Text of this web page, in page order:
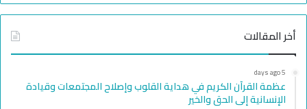
أخر المقالات
5 days ago
عظمة القرآن الكريم في هداية القلوب وإصلاح المجتمعات وقيادة
الإنسانية إلى الحق والخير